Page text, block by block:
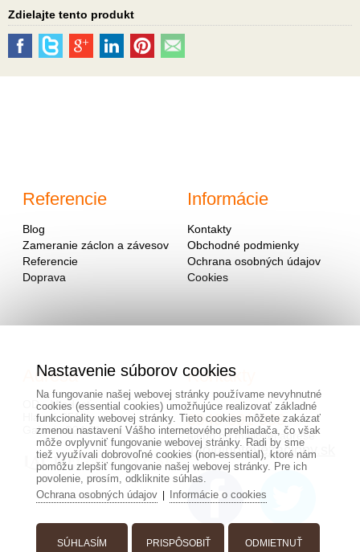
Zdielajte tento produkt
Referencie
Blog
Zameranie záclon a závesov
Referencie
Doprava
Informácie
Kontakty
Obchodné podmienky
Ochrana osobných údajov
Cookies
Adresa
OD - Mladosť
Hlavná 951
Galanta 924 01
Kontakty
0940 091 999
alebo na mailovej adrese
info@hotovezaclony.sk
Nastavenie súborov cookies
Na fungovanie našej webovej stránky používame nevyhnutné
cookies (essential cookies) umožňujúce realizovať základné
funkcionality webovej stránky. Tieto cookies môžete zakázať
zmenou nastavení Vášho internetového prehliadača, čo však
môže ovplyvniť fungovanie webovej stránky. Radi by sme
tiež využívali dobrovoľné cookies (non-essential), ktoré nám
pomôžu zlepšiť fungovanie našej webovej stránky. Pre ich
povolenie, prosím, odkliknite súhlas.
Ochrana osobných údajov| Informácie o cookies
SÚHLASÍM PRISPÔSOBIŤ ODMIETNUŤ